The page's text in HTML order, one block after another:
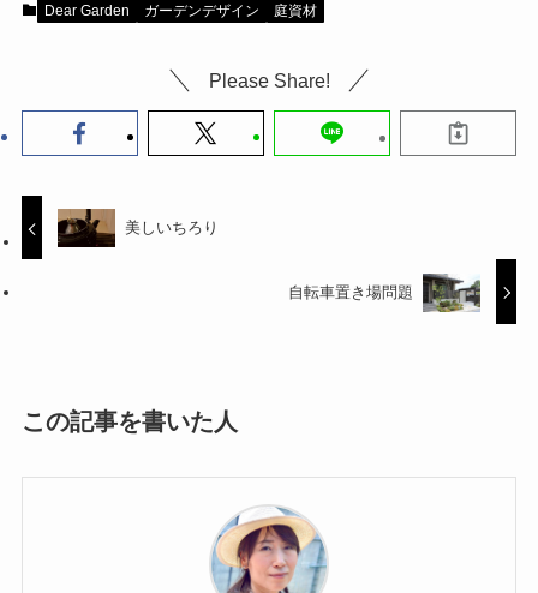
Dear Garden ガーデンデザイン 庭資材
Please Share!
美しいちろり
自転車置き場問題
この記事を書いた人